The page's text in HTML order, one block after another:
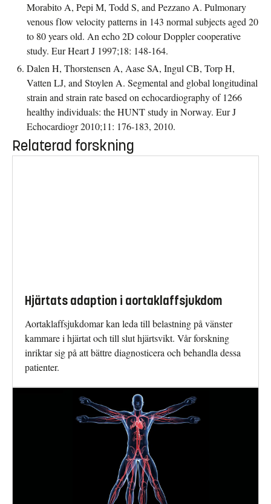
Morabito A, Pepi M, Todd S, and Pezzano A. Pulmonary
venous flow velocity patterns in 143 normal subjects aged 20
to 80 years old. An echo 2D colour Doppler cooperative
study. Eur Heart J 1997;18: 148-164.
Dalen H, Thorstensen A, Aase SA, Ingul CB, Torp H,
Vatten LJ, and Stoylen A. Segmental and global longitudinal
strain and strain rate based on echocardiography of 1266
healthy individuals: the HUNT study in Norway. Eur J
Echocardiogr 2010;11: 176-183, 2010.
Relaterad forskning
Hjärtats adaption i aortaklaffsjukdom
Aortaklaffsjukdomar kan leda till belastning på vänster
kammare i hjärtat och till slut hjärtsvikt. Vår forskning
inriktar sig på att bättre diagnosticera och behandla dessa
patienter.